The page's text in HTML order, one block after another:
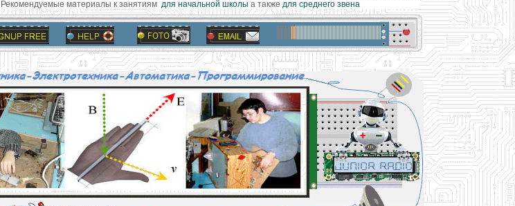
Рекомендуемые материалы к занятиямдля начальной школыа такжедля среднего звена